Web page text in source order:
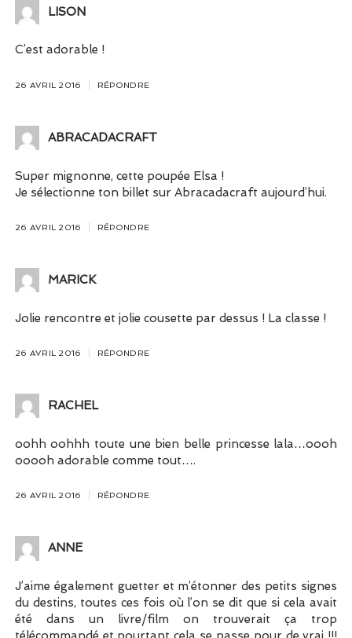
LISON
C’est adorable !
26 AVRIL 2016 RÉPONDRE
ABRACADACRAFT
Super mignonne, cette poupée Elsa !
Je sélectionne ton billet sur Abracadacraft aujourd’hui.
26 AVRIL 2016 RÉPONDRE
MARICK
Jolie rencontre et jolie cousette par dessus ! La classe !
26 AVRIL 2016 RÉPONDRE
RACHEL
oohh oohhh toute une bien belle princesse lala…oooh
ooooh adorable comme tout….
26 AVRIL 2016 RÉPONDRE
ANNE
J’aime également guetter et m’étonner des petits signes
du destins, toutes ces fois où l’on se dit que si cela avait
été dans un livre/film on trouverait ça trop